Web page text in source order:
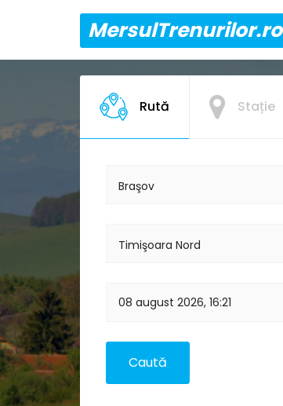
MersulTrenurilor.ro
Rută Stație
Braşov
Timişoara Nord